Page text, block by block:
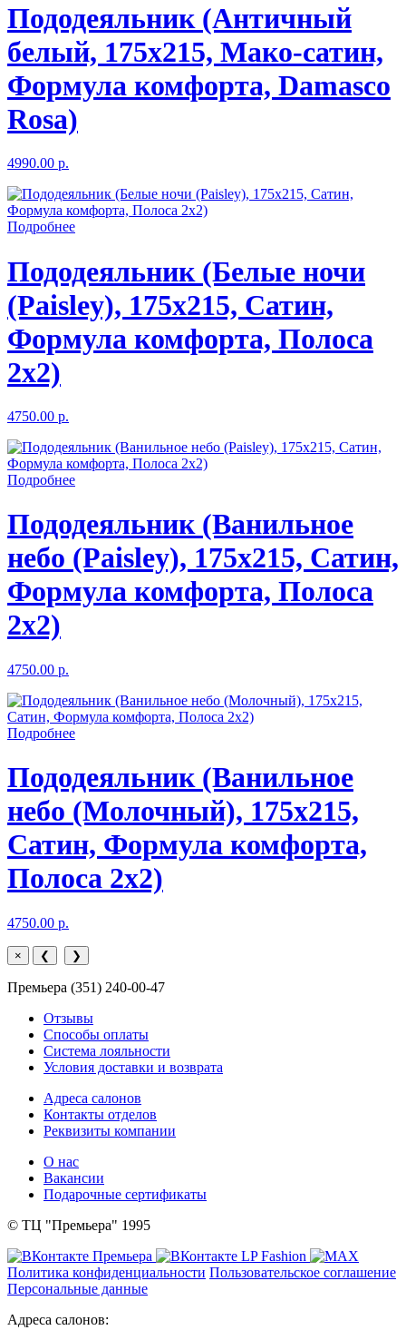
Пододеяльник (Античный
белый, 175x215, Мако-сатин,
Формула комфорта, Damasco
Rosa)
4990.00 р.
Подробнее
Пододеяльник (Белые ночи
(Paisley), 175x215, Сатин,
Формула комфорта, Полоса
2x2)
4750.00 р.
Подробнее
Пододеяльник (Ванильное
небо (Paisley), 175x215, Сатин,
Формула комфорта, Полоса
2x2)
4750.00 р.
Подробнее
Пододеяльник (Ванильное
небо (Молочный), 175x215,
Сатин, Формула комфорта,
Полоса 2x2)
4750.00 р.
× ❮ ❯
Премьера (351) 240-00-47
Отзывы
Способы оплаты
Система лояльности
Условия доставки и возврата
Адреса салонов
Контакты отделов
Реквизиты компании
О нас
Вакансии
Подарочные сертификаты
© ТЦ "Премьера" 1995
Политика конфиденциальности Пользовательское соглашение
Персональные данные
Адреса салонов: